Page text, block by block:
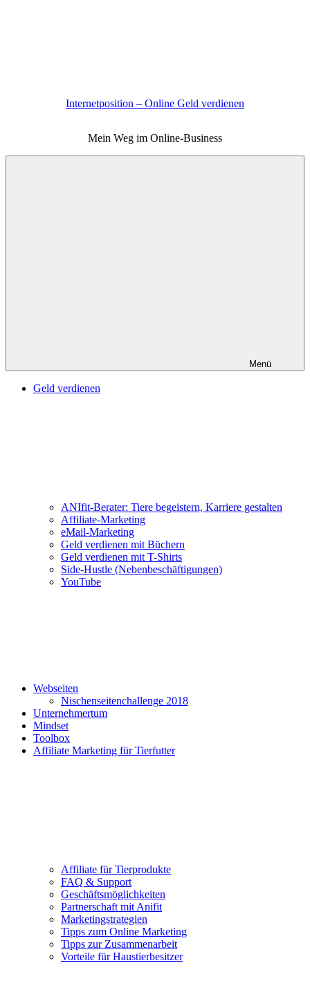
Internetposition – Online Geld verdienen
Mein Weg im Online-Business
Menü
Geld verdienen
ANIfit-Berater: Tiere begeistern, Karriere gestalten
Affiliate-Marketing
eMail-Marketing
Geld verdienen mit Büchern
Geld verdienen mit T-Shirts
Side-Hustle (Nebenbeschäftigungen)
YouTube
Webseiten
Nischenseitenchallenge 2018
Unternehmertum
Mindset
Toolbox
Affiliate Marketing für Tierfutter
Affiliate für Tierprodukte
FAQ & Support
Geschäftsmöglichkeiten
Partnerschaft mit Anifit
Marketingstrategien
Tipps zum Online Marketing
Tipps zur Zusammenarbeit
Vorteile für Haustierbesitzer